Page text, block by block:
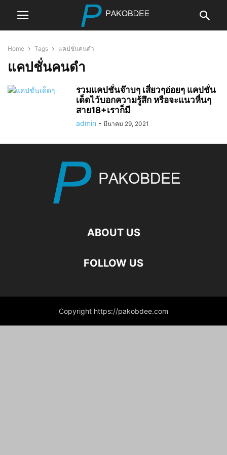
Home Tags แคปชั่นคนดำ
แคปชั่นคนดำ
รวมแคปชั่นจ๊าบๆ เสี่ยวๆอ่อยๆ แคปชั่น
เด็ดไว้บอกความรู้สึก หรือจะแนวหื่นๆ
สาย18+เราก็มี
admin - มีนาคม 29, 2021
ABOUT US
FOLLOW US
Copyright https://pakobdee.com